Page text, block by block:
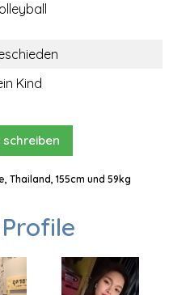
Kind
schreiben
Thailand, 155cm und 59kg